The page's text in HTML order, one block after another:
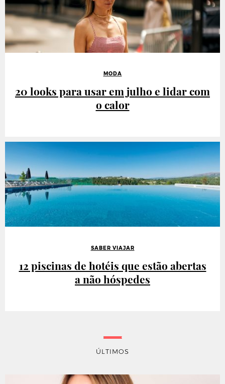
MODA
20 looks para usar em julho e lidar com
o calor
SABER VIAJAR
12 piscinas de hotéis que estão abertas
a não hóspedes
ÚLTIMOS